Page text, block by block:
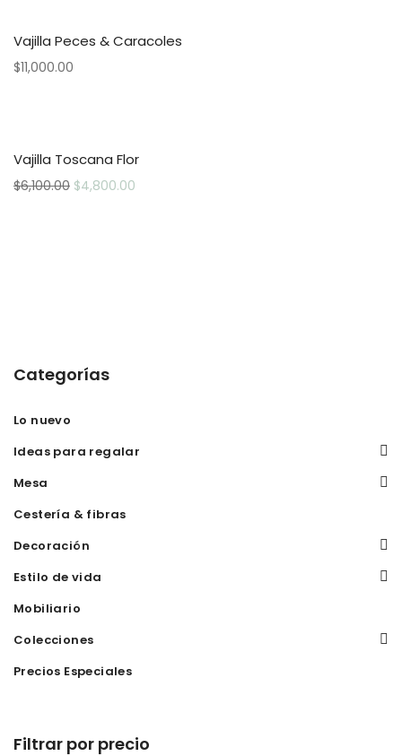
Vajilla Peces & Caracoles
$11,000.00
Vajilla Toscana Flor
$6,100.00 $4,800.00
Categorías
Lo nuevo
Ideas para regalar
Mesa
Cestería & fibras
Decoración
Estilo de vida
Mobiliario
Colecciones
Precios Especiales
Filtrar por precio